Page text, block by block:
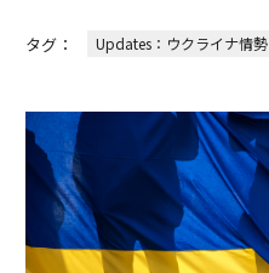
タグ： Updates：ウクライナ情勢